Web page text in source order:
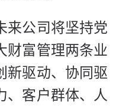
来公司将坚持党
财富管理两条业
新驱动、协同驱
、客户群体、人